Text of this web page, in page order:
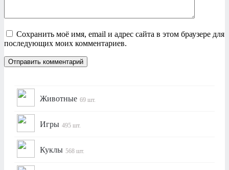
Сохранить моё имя, email и адрес сайта в этом браузере для
последующих моих комментариев.
Животные 69 шт.
Игры 495 шт.
Куклы 568 шт.